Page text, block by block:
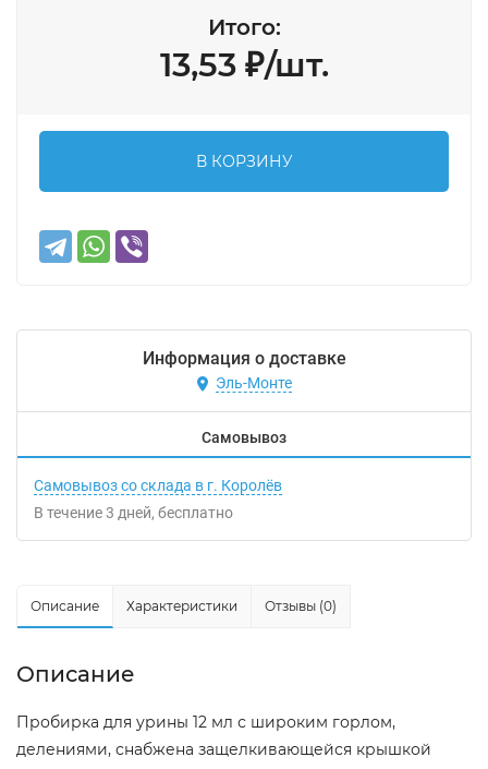
Итого:
13,53 ₽/шт.
В КОРЗИНУ
Информация о доставке
Эль-Монте
Самовывоз
Самовывоз со склада в г. Королёв
В течение3 дней Бесплатно
Описание Характеристики Отзывы (0)
Описание
Пробирка для урины 12 мл с широким горлом,
делениями, снабжена защелкивающейся крышкой